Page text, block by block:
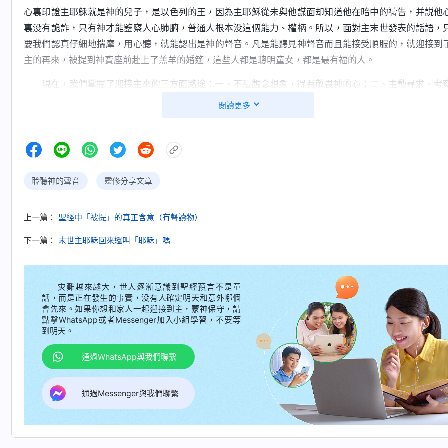
心裏印證主耶穌就是神的兒子，是以色列的王，因為主耶穌從未與他謀面却知道他在暗中的禱告，并説他
裏没有詭詐，只有神才能鑒察人心肺腑，普通人根本没這個能力、權柄。所以，面對主末世發表的話語，
要我們認真仔細地揣摩，用心聽，就能認出是神的聲音。凡是能聽見神聲音而且能接受順服的，就迎接到
主的再來，被提到神寶座前赴上了羔羊的婚筵，這些人都是聰明童女，都是最有福的人。
現在，我們掌握了迎接主來的三方面路途：一、不憑觀念想象，得有敬畏神的心；二、主動尋求、考
真道；三、注重聽神的聲音。相信只要我們按照這三方面路途實行，一定能迎接到主耶穌的再來。
閲讀更多
聆聽神的聲音 靈修分享文章
上一篇： 聖經中「被提」的真正含意（有聲讀物）
下一篇： 末世主耶穌回來還叫「耶穌」嗎
灾難越來越大，世人逐漸意識到聖經預言不是童
話，而是正在發生的事實，没有人確定明天和意外哪個
會先來。如果你想和家人一起迎接到主，蒙神保守，請
點擊WhatsApp或者Messenger加入小組學習，不要等
到明天。
通過WhatsApp與我們聯繫
通過Messenger與我們聯繫